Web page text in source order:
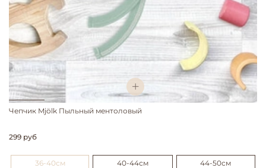
Чепчик Mjölk Пыльный ментоловый
299 руб
36-40см 40-44см 44-50см